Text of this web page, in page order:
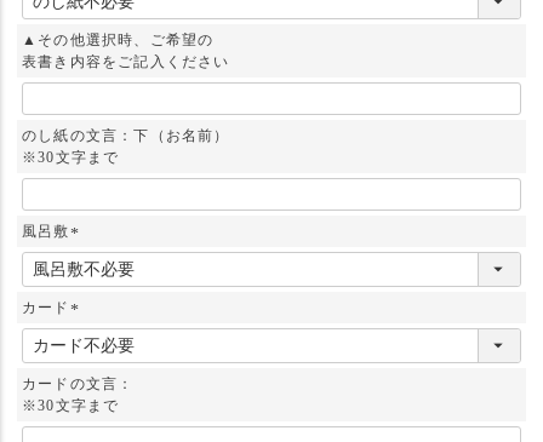
)
▲その他選択時、ご希望の
表書き内容をご記入ください
のし紙の文言：下（お名前）
※30文字まで
風呂敷
(
必
須
カード
(
必
須
)
カードの文言：
※30文字まで